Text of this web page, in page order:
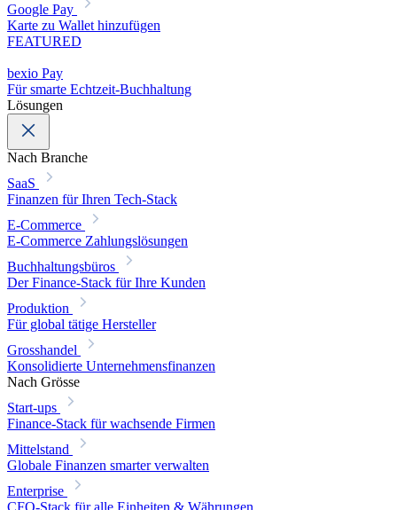
Google Pay
Karte zu Wallet hinzufügen
FEATURED
bexio Pay
Für smarte Echtzeit-Buchhaltung
Lösungen
Nach Branche
SaaS
Finanzen für Ihren Tech-Stack
E-Commerce
E-Commerce Zahlungslösungen
Buchhaltungsbüros
Der Finance-Stack für Ihre Kunden
Produktion
Für global tätige Hersteller
Grosshandel
Konsolidierte Unternehmensfinanzen
Nach Grösse
Start-ups
Finance-Stack für wachsende Firmen
Mittelstand
Globale Finanzen smarter verwalten
Enterprise
CFO-Stack für alle Einheiten & Währungen